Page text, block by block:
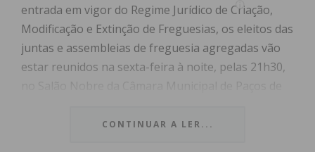
entrada em vigor do Regime Jurídico de Criação,
Modificação e Extinção de Freguesias, os eleitos das
juntas e assembleias de freguesia agregadas vão
estar reunidos na sexta-feira à noite, pelas 21h30,
CONTINUAR A LER...